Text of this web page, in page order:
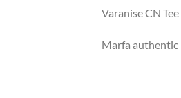
Varanise CN
Marfa authentic